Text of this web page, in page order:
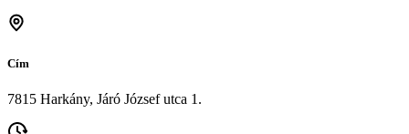
Cím
7815 Harkány, Járó József utca 1.